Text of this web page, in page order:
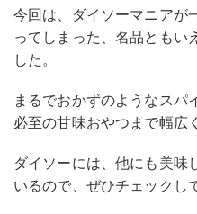
今回は、ダイソーマニアが
ってしまった、名品ともい
した。
まるでおかずのようなスパ
必至の甘味おやつまで幅広
ダイソーには、他にも美味
いるので、ぜひチェックし